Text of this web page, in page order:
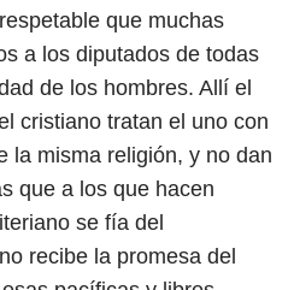
que muchas
a los diputados de todas
de los hombres. Allí el
cristiano tratan el uno con
la misma religión, y no dan
que a los que hacen
se fía del
recibe la promesa del